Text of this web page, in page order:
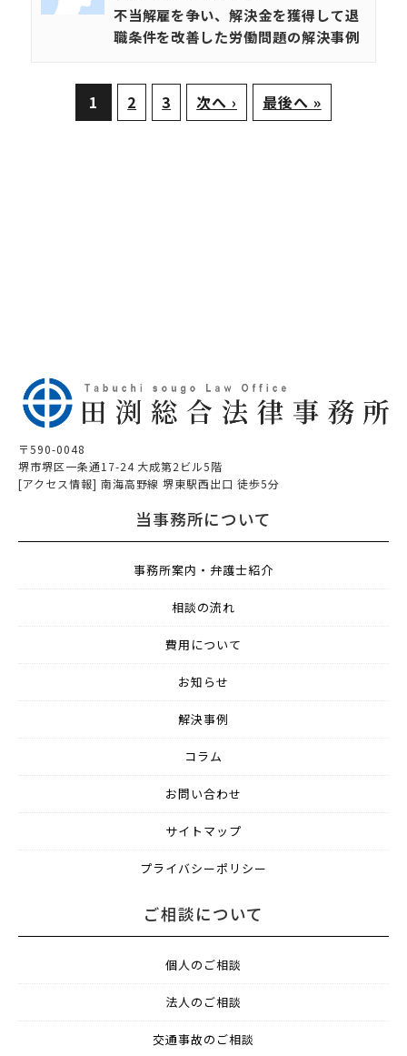
不当解雇を争い、解決金を獲得して退
職条件を改善した労働問題の解決事例
1 2 3 次へ › 最後へ »
〒590-0048
堺市堺区一条通17-24 大成第2ビル5階
[アクセス情報] 南海高野線 堺東駅西出口 徒歩5分
当事務所について
事務所案内・弁護士紹介
相談の流れ
費用について
お知らせ
解決事例
コラム
お問い合わせ
サイトマップ
プライバシーポリシー
ご相談について
個人のご相談
法人のご相談
交通事故のご相談